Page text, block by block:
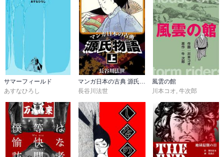
サマーフィールド
あすなひろし
マンガ日本の古典 源氏物語
長谷川法世
風雲の館
川本コオ, 牛次郎